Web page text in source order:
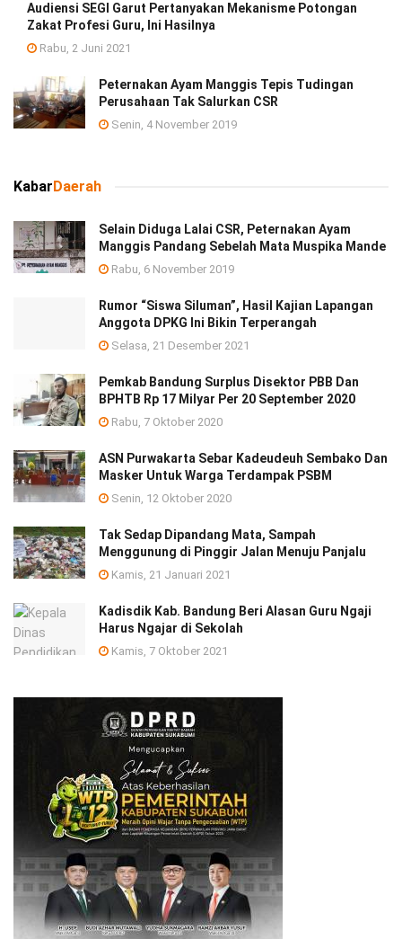
Audiensi SEGI Garut Pertanyakan Mekanisme Potongan
Zakat Profesi Guru, Ini Hasilnya
Rabu, 2 Juni 2021
Peternakan Ayam Manggis Tepis Tudingan
Perusahaan Tak Salurkan CSR
Senin, 4 November 2019
Kabar Daerah
Selain Diduga Lalai CSR, Peternakan Ayam
Manggis Pandang Sebelah Mata Muspika Mande
Rabu, 6 November 2019
Rumor “Siswa Siluman”, Hasil Kajian Lapangan
Anggota DPKG Ini Bikin Terperangah
Selasa, 21 Desember 2021
Pemkab Bandung Surplus Disektor PBB Dan
BPHTB Rp 17 Milyar Per 20 September 2020
Rabu, 7 Oktober 2020
ASN Purwakarta Sebar Kadeudeuh Sembako Dan
Masker Untuk Warga Terdampak PSBM
Senin, 12 Oktober 2020
Tak Sedap Dipandang Mata, Sampah
Menggunung di Pinggir Jalan Menuju Panjalu
Kamis, 21 Januari 2021
Kadisdik Kab. Bandung Beri Alasan Guru Ngaji
Harus Ngajar di Sekolah
Kamis, 7 Oktober 2021